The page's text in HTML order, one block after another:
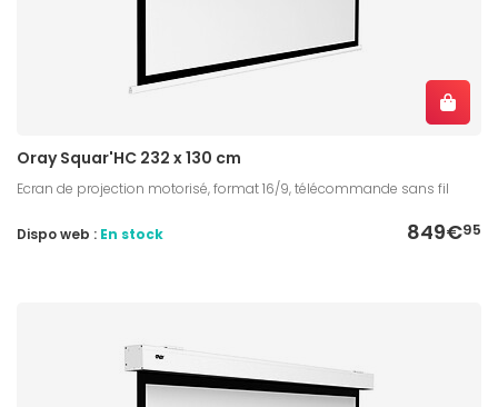
Oray Squar'HC 232 x 130 cm
Ecran de projection motorisé, format 16/9, télécommande sans fil
849€95
Dispo web : En stock